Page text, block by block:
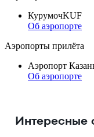
КурумочKUF
Об аэропорте
Аэропорты прилёта
Аэропорт
Об аэропорте
Интересные